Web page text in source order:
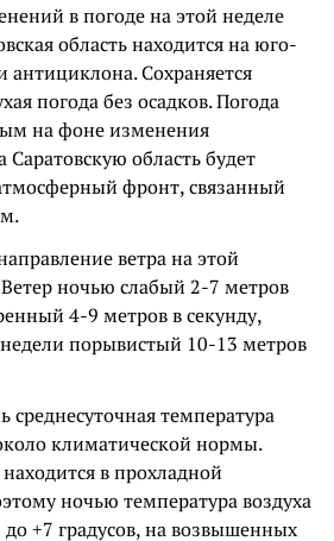
в погоде на этой неделе
область находится на юго-
Сохраняется
погода без осадков. Погода
на фоне изменения
Саратовскую область будет
фронт, связанный
ветра на этой
ночью слабый 2-7 метров
4-9 метров в секунду,
порывистый 10-13 метров
температура
климатической нормы.
в прохладной
ночью температура воздуха
до +7 градусов, на возвышенных